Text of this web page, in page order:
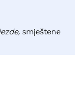
, smještene